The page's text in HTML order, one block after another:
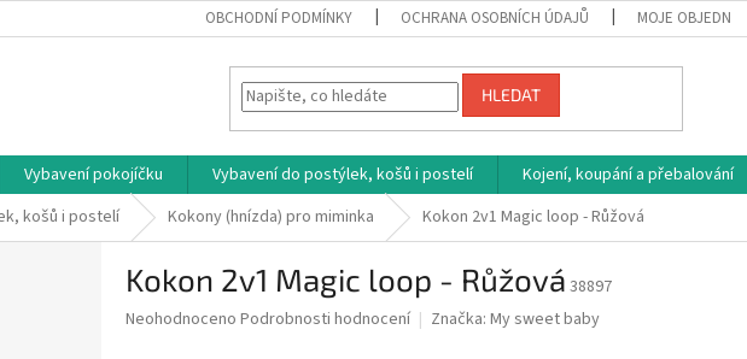
OBCHODNÍ PODMÍNKY OCHRANA OSOBNÍCH ÚDAJŮ MOJE
HLEDAT
Vybavení pokojíčku Vybavení do postýlek, košů i postelí Kojení, koupání a přebalování
košů i postelí Kokony (hnízda) pro miminka Kokon 2v1 Magic loop - Růžová
Kokon 2v1 Magic loop - Růžová 38897
Průměrné
Neohodnoceno Podrobnosti hodnocení Značka: My sweet baby